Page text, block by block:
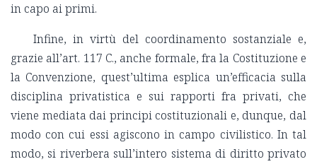
in capo ai primi.
Infine, in virtù del coordinamento sostanziale e,
grazie all’art. 117 C., anche formale, fra la Costituzione e
la Convenzione, quest’ultima esplica un’efficacia sulla
disciplina privatistica e sui rapporti fra privati, che
viene mediata dai principi costituzionali e, dunque, dal
modo con cui essi agiscono in campo civilistico. In tal
modo, si riverbera sull’intero sistema di diritto privato